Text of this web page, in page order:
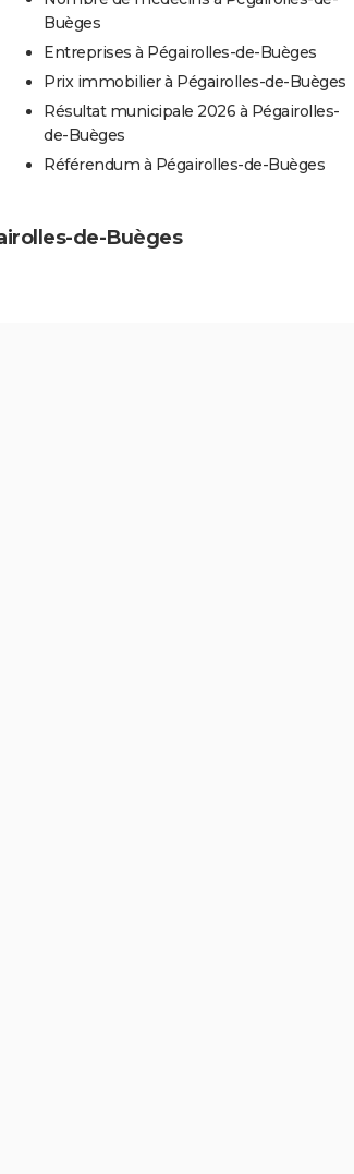
Buèges
Entreprises à Pégairolles-de-Buèges
Prix immobilier à Pégairolles-de-Buèges
Résultat municipale 2026 à Pégairolles-
de-Buèges
Référendum à Pégairolles-de-Buèges
de-Buèges